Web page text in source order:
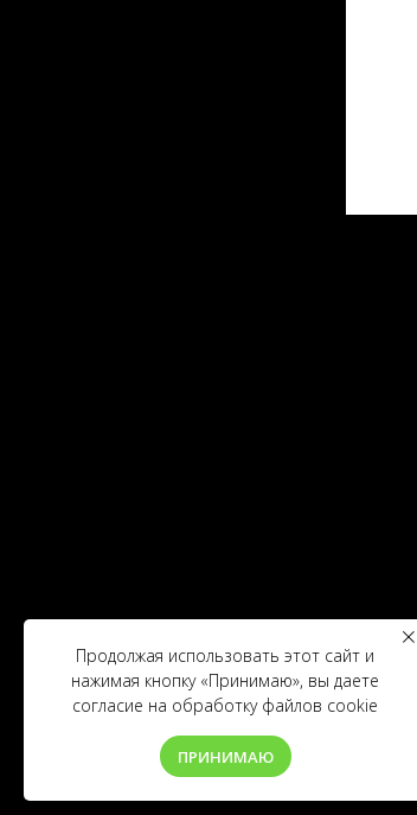
Продолжая использовать этот сайт и
нажимая кнопку «Принимаю», вы даете
согласие на обработку файлов cookie
ПРИНИМАЮ